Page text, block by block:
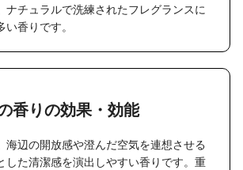
ナチュラルで洗練されたフレグランスに
香りです。
香りの効果・効能
海辺の開放感や澄んだ空気を連想させる
した清潔感を演出しやすい香りです。重